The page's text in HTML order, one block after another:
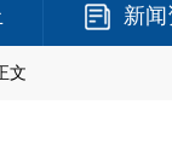
新
文